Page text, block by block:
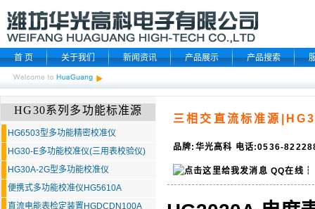
首 页 关于我们 新闻资讯 产品展示 产品搜索
HG30系列多功能标准源
HG6503型多功能精密校准仪
HG30-E多功能校准仪(三用表校验仪)
HG30A-2G型多功能校准仪
便携式多功能校准仪HG5610A
直流电能表检定装置HGDCDN100A
三相交直流标准源
品牌:华光高科 电话:0536-
QQ在线